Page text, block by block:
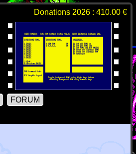
Donations 2026 : 410.00 €
FORUM